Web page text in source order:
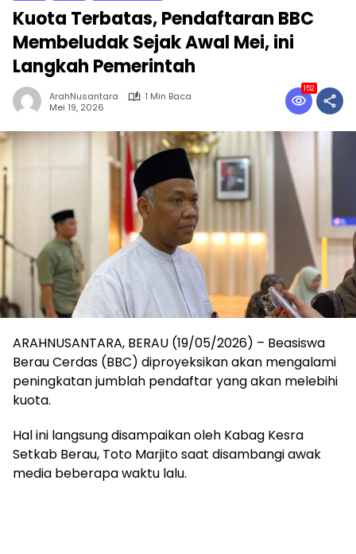
Kuota Terbatas, Pendaftaran BBC
Membeludak Sejak Awal Mei, ini
Langkah Pemerintah
ArahNusantara
1 Min Baca
Mei 19, 2026
152
ARAHNUSANTARA, BERAU (19/05/2026) – Beasiswa
Berau Cerdas (BBC) diproyeksikan akan mengalami
peningkatan jumblah pendaftar yang akan melebihi
kuota.
Hal ini langsung disampaikan oleh Kabag Kesra
Setkab Berau, Toto Marjito saat disambangi awak
media beberapa waktu lalu.